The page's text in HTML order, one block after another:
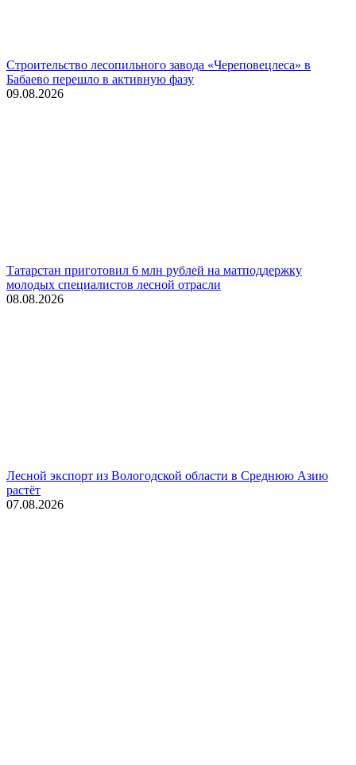
Строительство лесопильного завода «Череповецлеса» в
Бабаево перешло в активную фазу
09.08.2026
Татарстан приготовил 6 млн рублей на матподдержку
молодых специалистов лесной отрасли
08.08.2026
Лесной экспорт из Вологодской области в Среднюю Азию
растёт
07.08.2026